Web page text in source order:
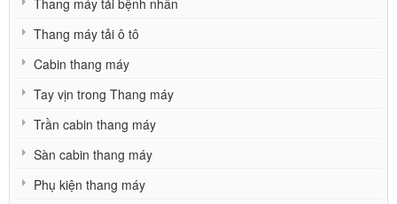
Thang máy tải bệnh nhân
Thang máy tải ô tô
Cabin thang máy
Tay vịn trong Thang máy
Trần cabin thang máy
Sàn cabin thang máy
Phụ kiện thang máy